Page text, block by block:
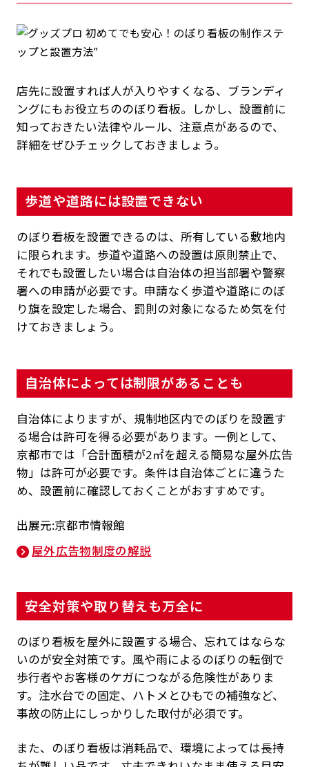
店先に設置すれば人が入りやすくなる、ブランディ
ングにもお役立ちののぼり看板。しかし、設置前に
知っておきたい法律やルール、注意点があるので、
詳細をぜひチェックしておきましょう。
歩道や道路には設置できない
のぼり看板を設置できるのは、所有している敷地内
に限られます。歩道や道路への設置は原則禁止で、
それでも設置したい場合は自治体の担当部署や警察
署への申請が必要です。申請なく歩道や道路にのぼ
り旗を設定した場合、罰則の対象になるため気を付
けておきましょう。
自治体によっては制限があることも
自治体によりますが、規制地区内でのぼりを設置す
る場合は許可を得る必要があります。一例として、
京都市では「合計面積が2㎡を超える簡易な屋外広告
物」は許可が必要です。条件は自治体ごとに違うた
め、設置前に確認しておくことがおすすめです。
出展元:京都市情報館
屋外広告物制度の解説
安全対策や取り替えも万全に
のぼり看板を屋外に設置する場合、忘れてはならな
いのが安全対策です。風や雨によるのぼりの転倒で
歩行者やお客様のケガにつながる危険性がありま
す。注水台での固定、ハトメとひもでの補強など、
事故の防止にしっかりした取付が必須です。
また、のぼり看板は消耗品で、環境によっては長持